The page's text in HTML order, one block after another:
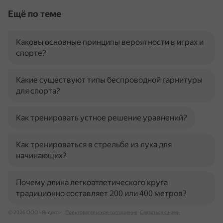
Ещё по теме
Каковы основные принципы вероятности в играх и
спорте?
Какие существуют типы беспроводной гарнитуры
для спорта?
Как тренировать устное решение уравнений?
Как тренироваться в стрельбе из лука для
начинающих?
Почему длина легкоатлетического круга
традиционно составляет 200 или 400 метров?
© 2026 ООО «Яндекс» Пользовательское соглашение Связаться с нами